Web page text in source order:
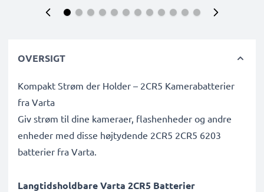
OVERSIGT
Kompakt Strøm der Holder – 2CR5 Kamerabatterier
fra Varta
Giv strøm til dine kameraer, flashenheder og andre
enheder med disse højtydende 2CR5 2CR5 6203
batterier fra Varta.
Langtidsholdbare Varta 2CR5 Batterier